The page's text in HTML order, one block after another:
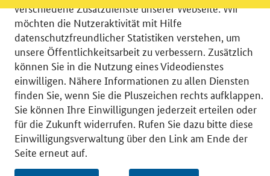
© 2026 Bundesministerium für Wirtschaft und Energie
RSS
Benutzerhinweise
Inhaltsverzeichnis
Impressum
Barrierefreiheit
Datenschutz
Einwilligungsverwaltung
verschiedene Zusatzdienste unserer Webseite: Wir
möchten die Nutzeraktivität mit Hilfe
datenschutzfreundlicher Statistiken verstehen, um
unsere Öffentlichkeitsarbeit zu verbessern. Zusätzlich
können Sie in die Nutzung eines Videodienstes
einwilligen. Nähere Informationen zu allen Diensten
finden Sie, wenn Sie die Pluszeichen rechts aufklappen.
Sie können Ihre Einwilligungen jederzeit erteilen oder
für die Zukunft widerrufen. Rufen Sie dazu bitte diese
Einwilligungsverwaltung über den Link am Ende der
Seite erneut auf.